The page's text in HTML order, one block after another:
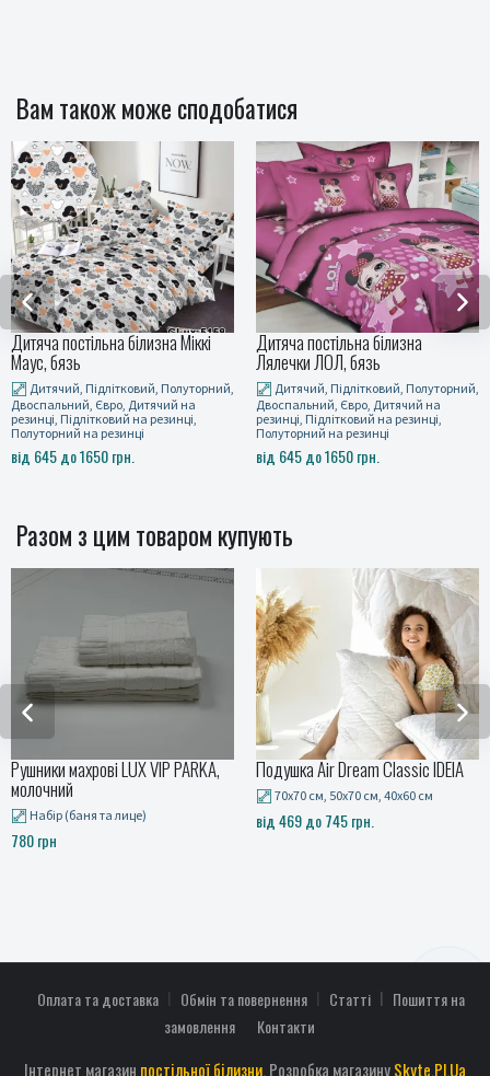
Вам також може сподобатися
Дитяча постільна білизна Міккі
Маус, бязь
Дитячий, Підлітковий, Полуторний,
Двоспальний, Євро, Дитячий на
резинці, Підлітковий на резинці,
Полуторний на резинці
від 645 до 1650 грн.
Дитяча постільна білизна
Лялечки ЛОЛ, бязь
Дитячий, Підлітковий, Полуторний,
Двоспальний, Євро, Дитячий на
резинці, Підлітковий на резинці,
Полуторний на резинці
від 645 до 1650 грн.
Разом з цим товаром купують
Рушники махрові LUX VIP PARKA,
молочний
Набір (баня та лице)
780 грн
Подушка Air Dream Classic IDEIA
70x70 см, 50x70 см, 40x60 см
від 469 до 745 грн.
Оплата та доставка Обмін та повернення Статті
Пошиття на
замовлення
Контакти
Інтернет магазин постільної білизни. Розробка магазинуSkyte.Pl.Ua